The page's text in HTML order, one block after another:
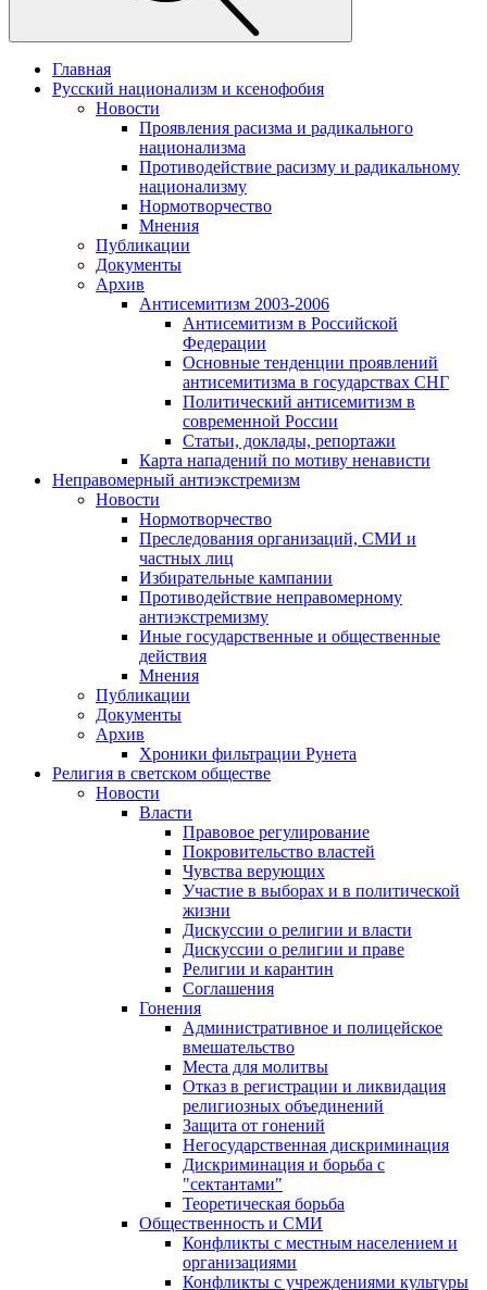
Главная
Русский национализм и ксенофобия
Новости
Проявления расизма и радикального
национализма
Противодействие расизму и радикальному
национализму
Нормотворчество
Мнения
Публикации
Документы
Архив
Антисемитизм 2003-2006
Антисемитизм в Российской
Федерации
Основные тенденции проявлений
антисемитизма в государствах СНГ
Политический антисемитизм в
современной России
Статьи, доклады, репортажи
Карта нападений по мотиву ненависти
Неправомерный антиэкстремизм
Новости
Нормотворчество
Преследования организаций, СМИ и
частных лиц
Избирательные кампании
Противодействие неправомерному
антиэкстремизму
Иные государственные и общественные
действия
Мнения
Публикации
Документы
Архив
Хроники фильтрации Рунета
Религия в светском обществе
Новости
Власти
Правовое регулирование
Покровительство властей
Чувства верующих
Участие в выборах и в политической
жизни
Дискуссии о религии и власти
Дискуссии о религии и праве
Религии и карантин
Соглашения
Гонения
Административное и полицейское
вмешательство
Места для молитвы
Отказ в регистрации и ликвидация
религиозных объединений
Защита от гонений
Негосударственная дискриминация
Дискриминация и борьба с
"сектантами"
Теоретическая борьба
Общественность и СМИ
Конфликты с местным населением и
организациями
Конфликты с учреждениями культуры